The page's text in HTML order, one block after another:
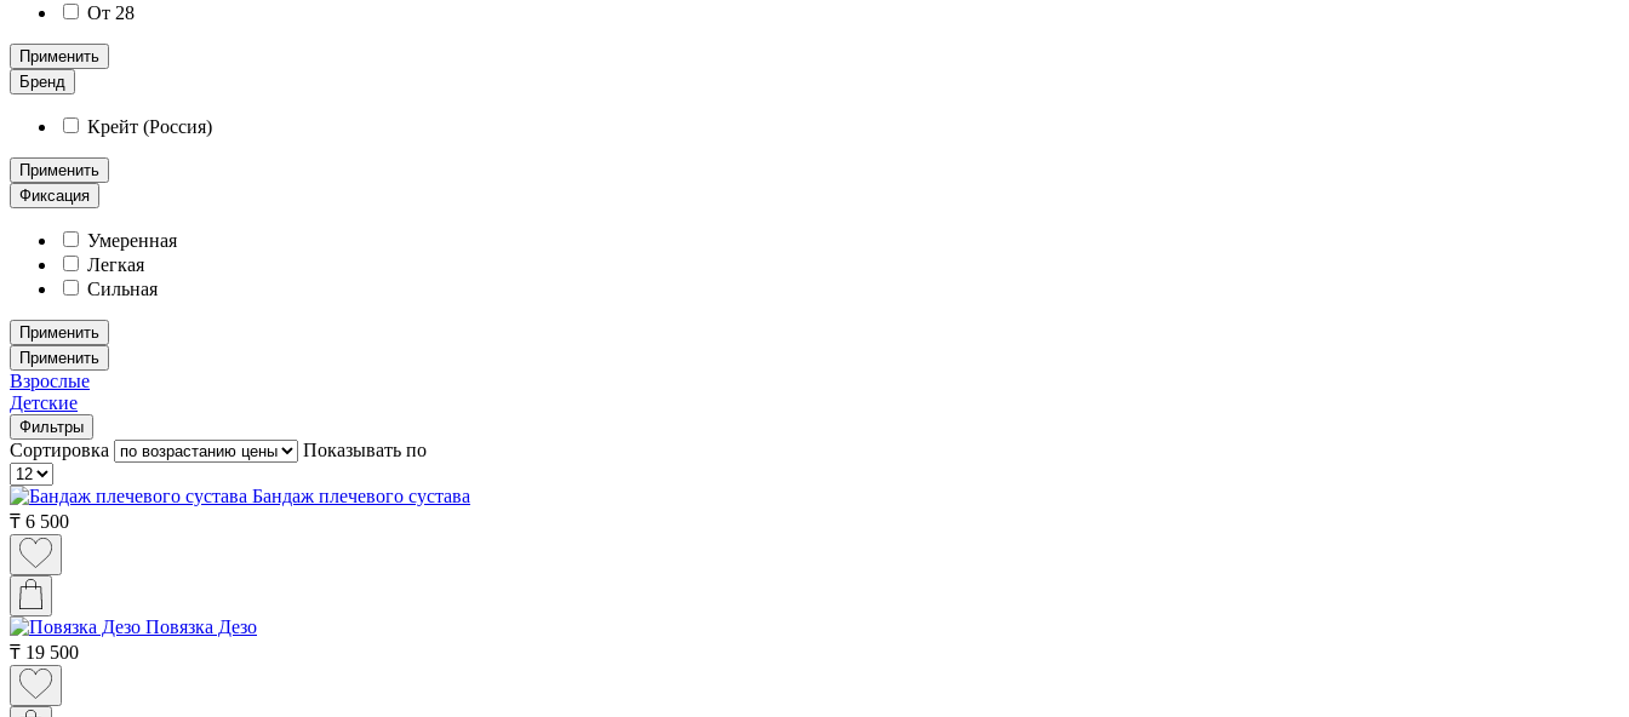
От 28
Применить
Бренд
Крейт (Россия)
Применить
Фиксация
Умеренная
Легкая
Сильная
Применить
Применить
Взрослые
Детские
Фильтры
Сортировка Показывать по
Бандаж плечевого сустава
₸ 6 500
Повязка Дезо
₸ 19 500